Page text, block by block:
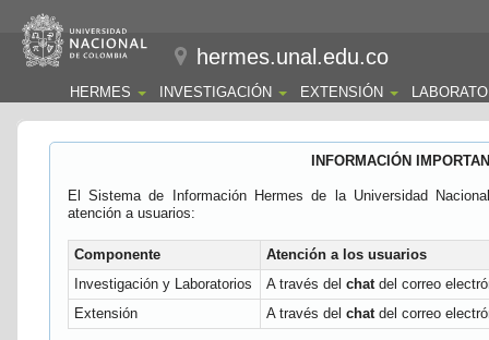
hermes.unal.edu.co
HERMES INVESTIGACIÓN EXTENSIÓN
INFORMACIÓN
El Sistema de Información Hermes de la Universidad
atención a usuarios:
Componente
Atención a los usuarios
Investigación y Laboratorios
A través del chatdel correo
Extensión
A través del chatdel correo